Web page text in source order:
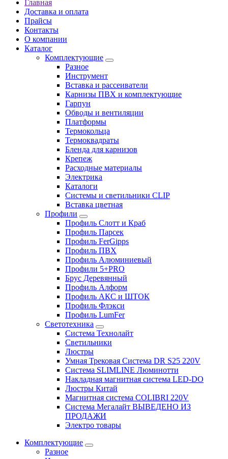
Главная
Доставка и оплата
Прайсы
Контакты
О компании
Каталог
Комплектующие
Разное
Инструмент
Вставка и рассеиватели
Карнизы ПВХ и комплектующие
Гарпун
Обводы и вентиляции
Платформы
Термокольца
Термоквадраты
Бленда для карнизов
Крепеж
Расходные материалы
Электрика
Каталоги
Системы и светильники CLIP
Вставка цветная
Профили
Профиль Слотт и Краб
Профиль Парсек
Профиль FerGipps
Профиль ПВХ
Профиль Алюминиевый
Профили 5+PRO
Брус Деревянный
Профиль Алформ
Профиль АКС и ШТОК
Профиль Флэкси
Профиль LumFer
Светотехника
Система Технолайт
Светильники
Люстры
Умная Трековая Система DR S25 220V
Система SLIMLINE Люминотти
Накладная магнитная система LED-DO
Люстры Китай
Магнитная система COLIBRI 220V
Система Мегалайт ВЫВЕДЕНО ИЗ
ПРОДАЖИ
Электро товары
Комплектующие
Разное